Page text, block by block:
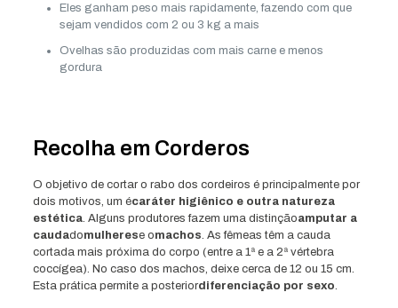
Eles ganham peso mais rapidamente, fazendo com que
sejam vendidos com 2 ou 3 kg a mais
Ovelhas são produzidas com mais carne e menos
gordura
Recolha em Corderos
O objetivo de cortar o rabo dos cordeiros é principalmente por
dois motivos, um écaráter higiênico e outra natureza
estética. Alguns produtores fazem uma distinçãoamputar a
caudadomulherese omachos. As fêmeas têm a cauda
cortada mais próxima do corpo (entre a 1ª e a 2ª vértebra
coccígea). No caso dos machos, deixe cerca de 12 ou 15 cm.
Esta prática permite a posteriordiferenciação por sexo.